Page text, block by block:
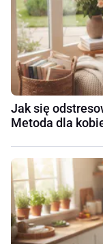
Jak się
Metoda dla